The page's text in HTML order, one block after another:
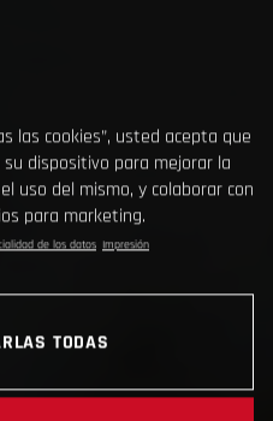
las cookies”, usted acepta que
dispositivo para mejorar la
uso del mismo, y colaborar con
para marketing.
de los datos Impresión
TODAS